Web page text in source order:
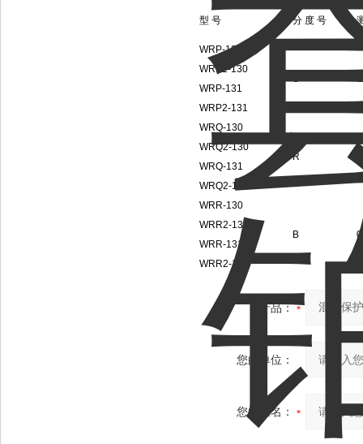
型 号 分 度 号
WRP-130
WRP2-130
S
WRP-131
WRP2-131
WRQ-130
WRQ2-130
R
WRQ-131
WRQ2-131
WRR-130
WRR2-130
B
WRR-131
WRR2-131
产品：
您的单位：
您的姓名：